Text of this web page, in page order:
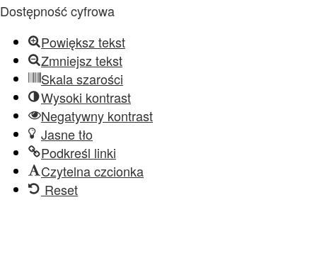
Dostępność cyfrowa
Powiększ tekst
Zmniejsz tekst
Skala szarości
Wysoki kontrast
Negatywny kontrast
Jasne tło
Podkreśl linki
Czytelna czcionka
Reset